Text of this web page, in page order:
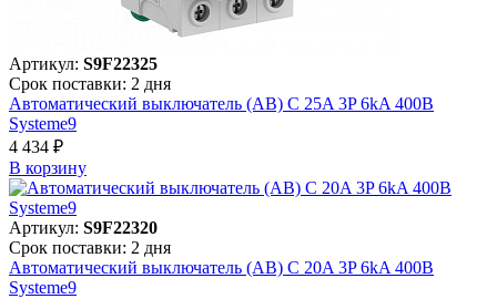
Артикул: S9F22325
Срок поставки: 2 дня
Автоматический выключатель (АВ) C 25A 3P 6kA 400В
Systeme9
4 434 ₽
В корзинy
Артикул: S9F22320
Срок поставки: 2 дня
Автоматический выключатель (АВ) C 20A 3P 6kA 400В
Systeme9